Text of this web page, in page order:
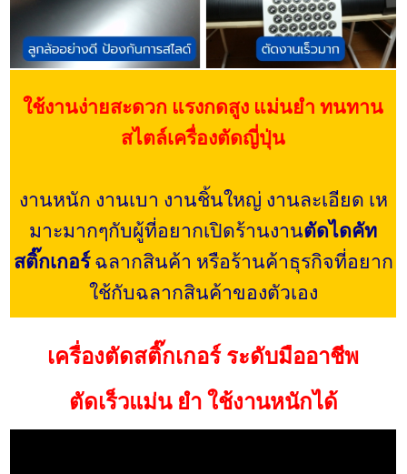
ใช้งานง่ายสะดวก แรงกดสูง แม่นยำ ทนทาน
สไตล์เครื่องตัดญี่ปุ่น
งานหนัก งานเบา งานชิ้นใหญ่ งานละเอียด เห
มาะมากๆกับผู้ที่อยากเปิดร้านงานตัดไดคัท
สติ๊กเกอร์ ฉลากสินค้า หรือร้านค้าธุรกิจที่อยาก
ใช้กับฉลากสินค้าของตัวเอง
เครื่องตัดสติ๊กเกอร์ ระดับมืออาชีพ
ตัดเร็วแม่น ยำ ใช้งานหนักได้